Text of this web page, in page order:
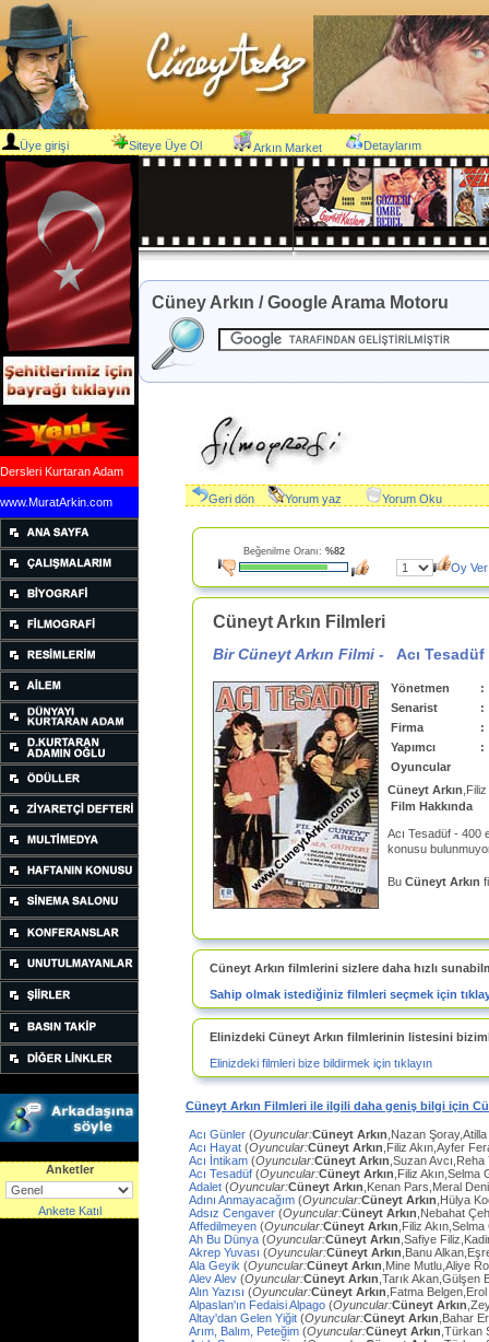
Üye girişi Siteye Üye Ol Arkın Market Detaylarım
Dersleri Kurtaran Adam
www.MuratArkin.com
Anketler
Ankete Katıl
Cüney Arkın / Google Arama Motoru
Geri dön Yorum yaz Yorum Oku
Beğenilme Oranı: %82
Oy Ver
Cüneyt Arkın Filmleri
Bir Cüneyt Arkın Filmi - Acı Tesadüf
Yönetmen
:
Senarist
:
Firma
:
Yapımcı
:
Oyuncular
Cüneyt Arkın
Film Hakkında
Acı Tesadüf - 400
konusu
Bu Cüneyt Arkın
Cüneyt Arkın filmlerini sizlere daha hızlı
Sahip olmak istediğiniz filmleri seçmek için
Elinizdeki Cüneyt Arkın filmlerinin listesini
Elinizdeki filmleri bize bildirmek için tıklayın
Cüneyt Arkın Filmleri ile ilgili daha geniş bilgi için
Acı Günler (Oyuncular:Cüneyt Arkın ,Nazan
Acı Hayat (Oyuncular:Cüneyt Arkın ,Filiz Akın,Ayfer
Acı İntikam (Oyuncular:Cüneyt Arkın ,Suzan
Acı Tesadüf (Oyuncular:Cüneyt Arkın ,Filiz Akın,Selma
Adalet (Oyuncular:Cüneyt Arkın ,Kenan Pars,Meral
Adını Anmayacağım (Oyuncular:Cüneyt Arkın ,Hülya
Adsız Cengaver (Oyuncular:Cüneyt Arkın ,Nebahat
Affedilmeyen (Oyuncular:Cüneyt Arkın ,Filiz
Ah Bu Dünya (Oyuncular:Cüneyt Arkın ,Safiye
Akrep Yuvası (Oyuncular:Cüneyt Arkın ,Banu
Ala Geyik (Oyuncular:Cüneyt Arkın ,Mine Mutlu,Aliye
Alev Alev (Oyuncular:Cüneyt Arkın ,Tarık Akan,Gülşen
Alın Yazısı (Oyuncular:Cüneyt Arkın ,Fatma
Alpaslan'ın Fedaisi Alpago (Oyuncular:Cüneyt Arkın
Altay'dan Gelen Yiğit (Oyuncular:Cüneyt Arkın ,Bahar
Arım, Balım, Peteğim (Oyuncular:Cüneyt Arkın ,Türkan